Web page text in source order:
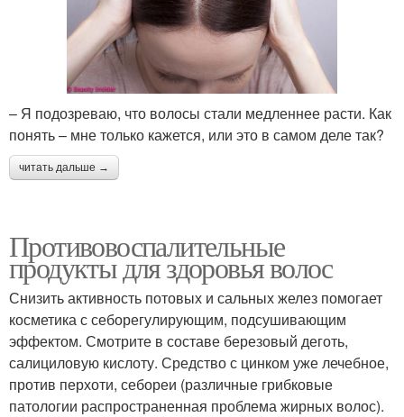
– Я подозреваю, что волосы стали медленнее расти. Как
понять – мне только кажется, или это в самом деле так?
читать дальше →
Противовоспалительные
продукты для здоровья волос
Снизить активность потовых и сальных желез помогает
косметика с себорегулирующим, подсушивающим
эффектом. Смотрите в составе березовый деготь,
салициловую кислоту. Средство с цинком уже лечебное,
против перхоти, себореи (различные грибковые
патологии распространенная проблема жирных волос).